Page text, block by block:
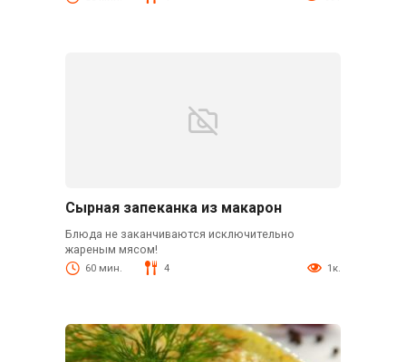
Сырная запеканка из макарон
Блюда не заканчиваются исключительно
жареным мясом!
60 мин. 4 1к.